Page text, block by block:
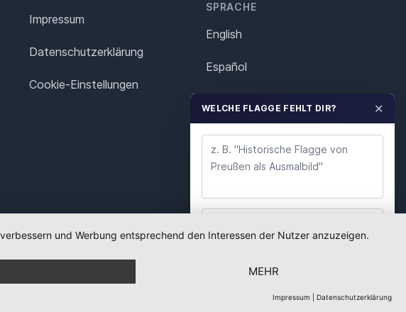
Impressum
Datenschutz­erklärung
Cookie-Einstellungen
SPRACHE
English
Español
Italiano
Polska
Português
Nederlands
WELCHE FLAGGE FEHLT DIR? ✕
und Werbung entsprechend den Interessen der Nutzer anzuzeigen.
MEHR
Impressum Datenschutzerklärung